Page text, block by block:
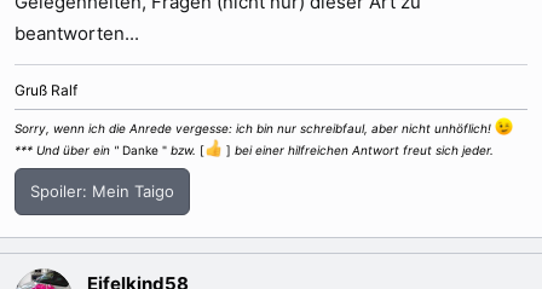
beantworten...
Gruß Ralf
Sorry, wenn ich die Anrede vergesse: ich bin nur schreibfaul, aber nicht unhöflich!
*** Und über ein " Danke " bzw. [ ] bei einer hilfreichen Antwort freut sich jeder.
Spoiler: Mein Taigo
Eifelkind58